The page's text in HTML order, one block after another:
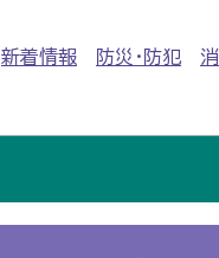
新着情報 防災・防犯